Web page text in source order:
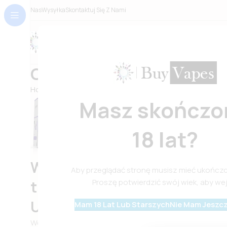
Masz
18 lat?
Aby przeglądać stronę musisz mieć
Proszę potwierdzić swój wiek, aby
Mam 18 Lat Lub StarszychNie Mam
O NasWysyłkaSkontaktuj Się Z Nami
O nas
Home
We are your surest plug for
things vaping & accessories
UK
We are the UK’s growing destination to order